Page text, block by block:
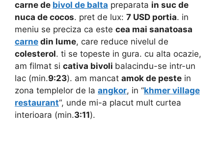
carne de bivol de balta preparata in suc de
nuca de cocos. pret de lux: 7 USD portia. in
meniu se preciza ca este cea mai sanatoasa
carne din lume, care reduce nivelul de
colesterol. ti se topeste in gura. cu alta ocazie,
am filmat si cativa bivoli balacindu-se intr-un
lac (min.9:23). am mancat amok de peste in
zona templelor de la angkor, in “khmer village
restaurant“, unde mi-a placut mult curtea
interioara (min.3:11).